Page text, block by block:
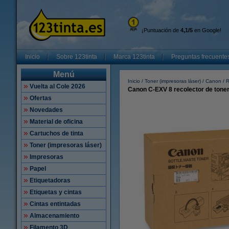
¡Puntuación de 4,1/5 en Google!
Inicio Sobre 123tinta Marca 123tinta Preguntas
Menú
Vuelta al Cole 2026
Ofertas
Novedades
Material de oficina
Cartuchos de tinta
Toner (impresoras láser)
Impresoras
Papel
Etiquetadoras
Etiquetas y cintas
Cintas entintadas
Almacenamiento
Filamento 3D
Inicio Toner (impresoras láser) Canon
Canon C-EXV 8 recolector de